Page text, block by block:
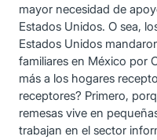
mayor necesidad de
Estados Unidos. O sea,
Estados Unidos
familiares en México por
más a los hogares
receptores? Primero,
remesas vive en
trabajan en el sector